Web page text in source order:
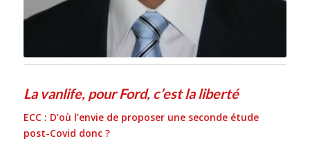
La vanlife, pour Ford, c’est la liberté
ECC : D’où l’envie de proposer une seconde étude
post-Covid donc ?